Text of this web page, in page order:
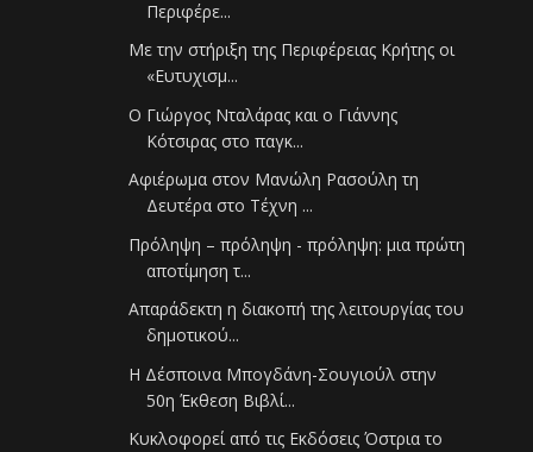
Περιφέρε...
Με την στήριξη της Περιφέρειας Κρήτης οι
«Ευτυχισμ...
Ο Γιώργος Νταλάρας και ο Γιάννης
Κότσιρας στο παγκ...
Αφιέρωμα στον Μανώλη Ρασούλη τη
Δευτέρα στο Τέχνη ...
Πρόληψη – πρόληψη - πρόληψη: μια πρώτη
αποτίμηση τ...
Απαράδεκτη η διακοπή της λειτουργίας του
δημοτικού...
Η Δέσποινα Μπογδάνη-Σουγιούλ στην
50η Έκθεση Βιβλί...
Κυκλοφορεί από τις Εκδόσεις Όστρια το